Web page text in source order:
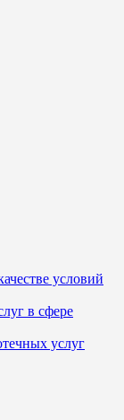
условий
в сфере
услуг